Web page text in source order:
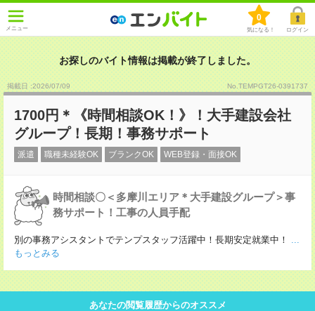
メニュー
0
気になる！ ログイン
お探しのバイト情報は掲載が終了しました。
掲載日 :2026/07/09 No.TEMPGT26-0391737
1700円＊《時間相談OK！》！大手建設会社
グループ！長期！事務サポート
派遣 職種未経験OK ブランクOK WEB登録・面接OK
時間相談〇＜多摩川エリア＊大手建設グループ＞事
務サポート！工事の人員手配
別の事務アシスタントでテンプスタッフ活躍中！長期安定就業中！
...
もっとみる
あなたの閲覧履歴からのオススメ